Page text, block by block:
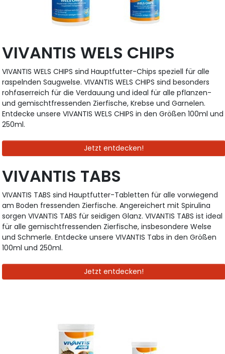
VIVANTIS WELS CHIPS
VIVANTIS WELS CHIPS sind Hauptfutter-Chips speziell für alle
raspelnden Saugwelse. VIVANTIS WELS CHIPS sind besonders
rohfaserreich für die Verdauung und ideal für alle pflanzen-
und gemischtfressenden Zierfische, Krebse und Garnelen.
Entdecke unsere VIVANTIS WELS CHIPS in den Größen 100ml und
250ml.
Jetzt entdecken!
VIVANTIS TABS
VIVANTIS TABS sind Hauptfutter-Tabletten für alle vorwiegend
am Boden fressenden Zierfische. Angereichert mit Spirulina
sorgen VIVANTIS TABS für seidigen Glanz. VIVANTIS TABS ist ideal
für alle gemischtfressenden Zierfische, insbesondere Welse
und Schmerle. Entdecke unsere VIVANTIS Tabs in den Größen
100ml und 250ml.
Jetzt entdecken!